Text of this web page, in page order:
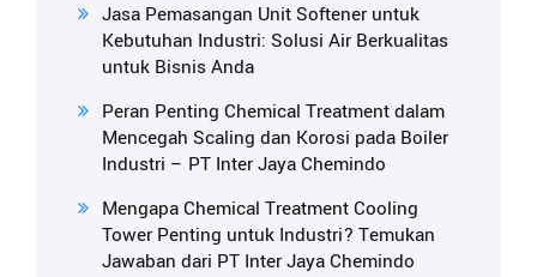
Jasa Pemasangan Unit Softener untuk
Kebutuhan Industri: Solusi Air Berkualitas
untuk Bisnis Anda
Peran Penting Chemical Treatment dalam
Mencegah Scaling dan Korosi pada Boiler
Industri – PT Inter Jaya Chemindo
Mengapa Chemical Treatment Cooling
Tower Penting untuk Industri? Temukan
Jawaban dari PT Inter Jaya Chemindo